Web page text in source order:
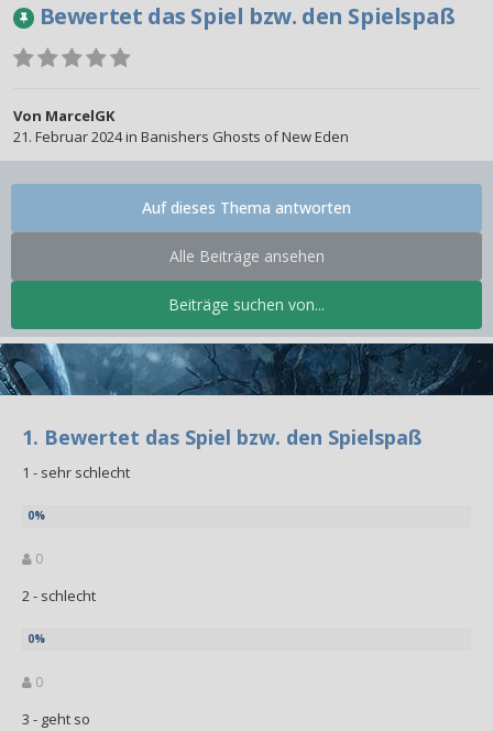
Bewertet das Spiel bzw. den Spielspaß
Von MarcelGK
21. Februar 2024in Banishers Ghosts of New Eden
Beiträge suchen von...
Alle Beiträge ansehen
Auf dieses Thema antworten
1. Bewertet das Spiel bzw. den Spielspaß
1 - sehr schlecht
0
2 - schlecht
0
3 - geht so